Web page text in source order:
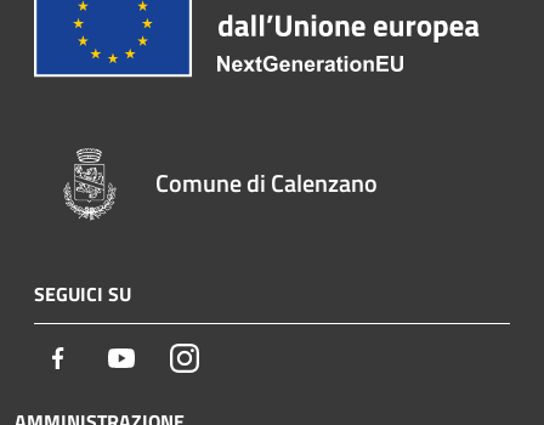
Comune di Calenzano
SEGUICI SU
Facebook YoutubeInstagram